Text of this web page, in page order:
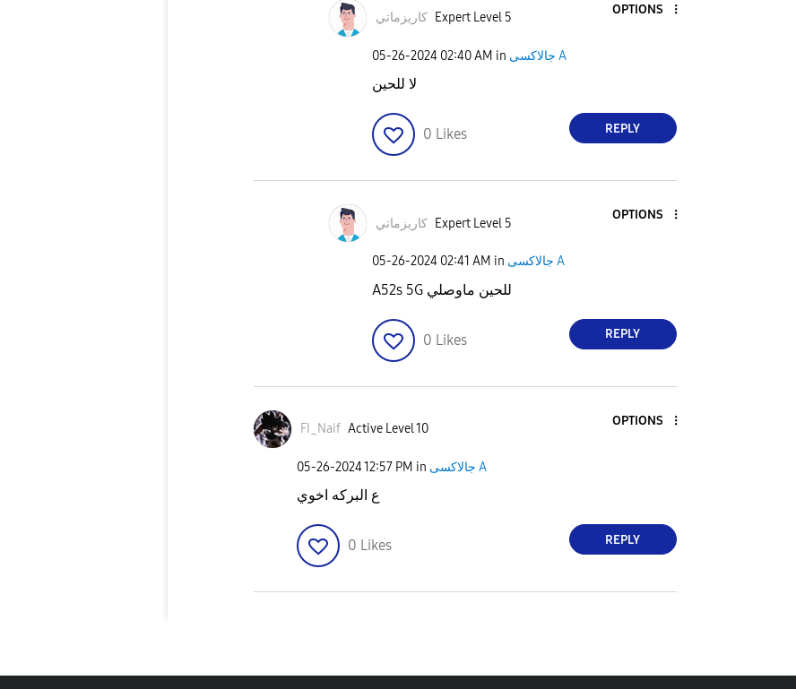
كاريزماتي Expert Level 5
OPTIONS
‎05-26-2024 02:40 AM in جالاكسى A
لا للحين
0 Likes REPLY
كاريزماتي Expert Level 5
OPTIONS
‎05-26-2024 02:41 AM in جالاكسى A
A52s 5G للحين ماوصلي
0 Likes REPLY
FI_Naif Active Level 10
OPTIONS
‎05-26-202412:57 PM in جالاكسى A
ع البركه اخوي
0 Likes REPLY